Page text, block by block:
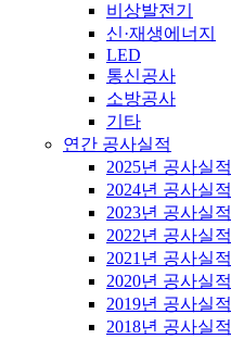
비상발전기
신·재생에너지
LED
통신공사
소방공사
기타
연간 공사실적
2025년 공사실적
2024년 공사실적
2023년 공사실적
2022년 공사실적
2021년 공사실적
2020년 공사실적
2019년 공사실적
2018년 공사실적